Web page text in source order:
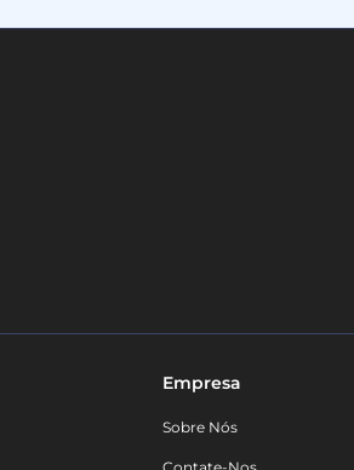
Empresa
Sobre Nós